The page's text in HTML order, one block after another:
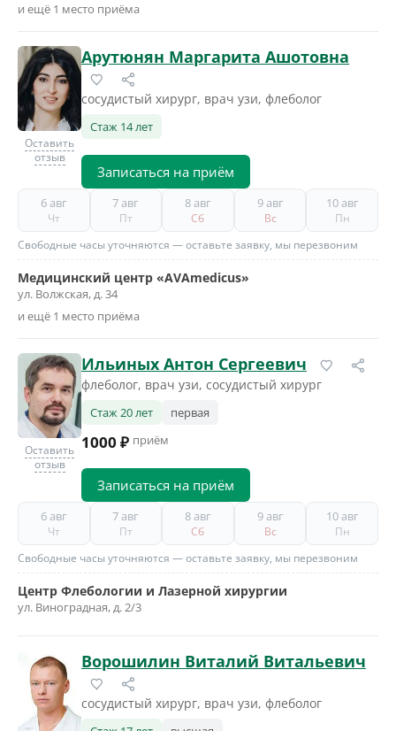
и ещё 1 место приёма
Оставить
отзыв
Арутюнян Маргарита Ашотовна
сосудистый хирург, врач узи, флеболог
Стаж 14 лет
Записаться на приём
6 авг
Чт
7 авг
Пт
8 авг
Сб
9 авг
Вс
10 авг
Пн
Свободные часы уточняются — оставьте заявку, мы перезвоним
Медицинский центр «AVAmedicus»
ул. Волжская, д. 34
и ещё 1 место приёма
Оставить
отзыв
Ильиных Антон Сергеевич
флеболог, врач узи, сосудистый хирург
Стаж 20 лет первая
1000 ₽ приём
Записаться на приём
6 авг
Чт
7 авг
Пт
8 авг
Сб
9 авг
Вс
10 авг
Пн
Свободные часы уточняются — оставьте заявку, мы перезвоним
Центр Флебологии и Лазерной хирургии
ул. Виноградная, д. 2/3
Ворошилин Виталий Витальевич
сосудистый хирург, врач узи, флеболог